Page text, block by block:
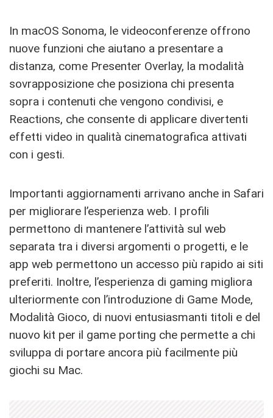
In macOS Sonoma, le videoconferenze offrono
nuove funzioni che aiutano a presentare a
distanza, come Presenter Overlay, la modalità
sovrapposizione che posiziona chi presenta
sopra i contenuti che vengono condivisi, e
Reactions, che consente di applicare divertenti
effetti video in qualità cinematografica attivati
con i gesti.
Importanti aggiornamenti arrivano anche in Safari
per migliorare l’esperienza web. I profili
permettono di mantenere l’attività sul web
separata tra i diversi argomenti o progetti, e le
app web permettono un accesso più rapido ai siti
preferiti. Inoltre, l’esperienza di gaming migliora
ulteriormente con l’introduzione di Game Mode,
Modalità Gioco, di nuovi entusiasmanti titoli e del
nuovo kit per il game porting che permette a chi
sviluppa di portare ancora più facilmente più
giochi su Mac.